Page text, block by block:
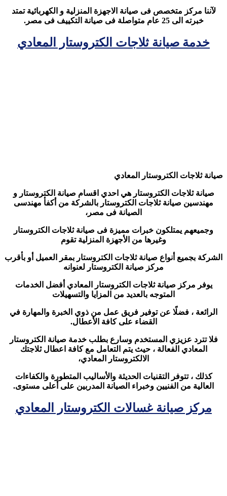
لآننا مركز متخصص فى صيانة الاجهزة المنزلية و الكهربائية تمتد
خبرته الى 25 عام متواصلة فى صيانة التكييف فى مصر.
خدمة صيانة ثلاجات الكتروستار المعادي
صيانة ثلاجات الكتروستار المعادي
صيانة ثلاجات الكتروستار هي احدي اقسام صيانة الكتروستار و
مهندسين صيانة ثلاجات الكتروستار بالشركة من أكفأ مهندسى
الصيانة فى مصر،
وجميعهم يمتلكون خبرات مميزة فى صيانة ثلاجات الكتروستار
وغيرها من الأجهزة المنزلية تقوم
الشركة بجميع أنواع صيانة ثلاجات الكتروستار بمقر العميل أو بأقرب
مركز صيانة الكتروستار لعنوانه
يوفر مركز صيانة ثلاجات الكتروستار المعادي أفضل الخدمات
المتوجه بالعديد من المزايا والتسهيلات
الرائعة ، فضلًا عن توفير فريق عمل من ذوي الخبرة والمهارة في
القضاء على كافة الأعطال.
فلا تترد عزيزي المستخدم وسارع بطلب خدمة صيانة الكتروستار
المعادي الفعالة ، حيث يتم التعامل مع كافة اعطال ثلاجتك
الالكتروستار المعادي،
كذلك ، تتوفر التقنيات الحديثة والأساليب المتطورة والكفاءات
العالية من الفنيين وخبراء الصيانة المدربين على أعلى مستوى.
مركز صيانة غسالات الكتروستار المعادي